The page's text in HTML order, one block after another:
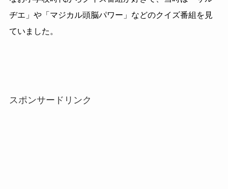
ヂエ」や「マジカル頭脳パワー」などのクイズ番組を見
ていました。
スポンサードリンク